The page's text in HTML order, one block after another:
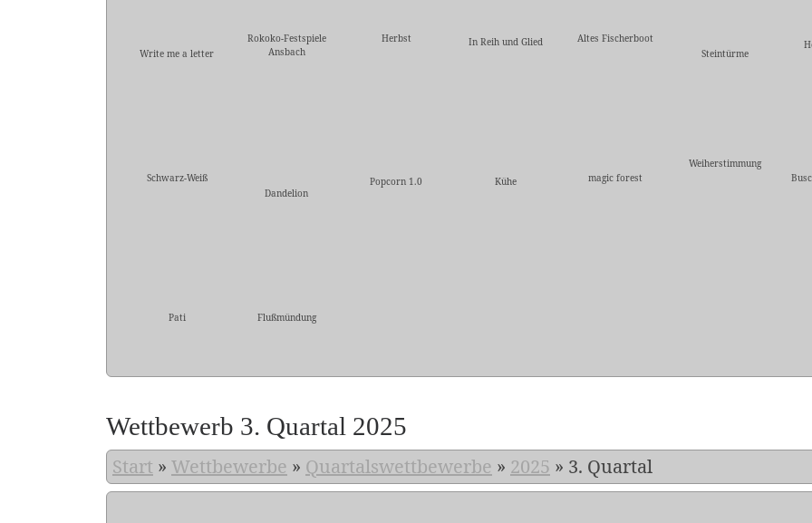
Write me a letter
Rokoko-Festspiele
Ansbach
Herbst In Reih und Glied
Altes Fischerboot
Steintürme
Schwarz-Weiß
Dandelion
Popcorn 1.0 Kühe magic forest
Weiherstimmung
Pati Flußmündung
Wettbewerb 3. Quartal 2025
Start » Wettbewerbe » Quartalswettbewerbe » 2025 » 3. Quartal